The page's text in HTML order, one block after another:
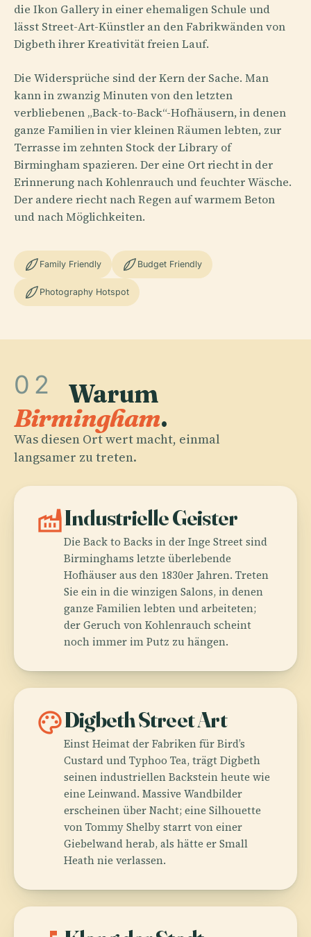
die Ikon Gallery in einer ehemaligen Schule und
lässt Street-Art-Künstler an den Fabrikwänden von
Digbeth ihrer Kreativität freien Lauf.
Die Widersprüche sind der Kern der Sache. Man
kann in zwanzig Minuten von den letzten
verbliebenen „Back-to-Back“-Hofhäusern, in denen
ganze Familien in vier kleinen Räumen lebten, zur
Terrasse im zehnten Stock der Library of
Birmingham spazieren. Der eine Ort riecht in der
Erinnerung nach Kohlenrauch und feuchter Wäsche.
Der andere riecht nach Regen auf warmem Beton
und nach Möglichkeiten.
Family Friendly Budget Friendly
Photography Hotspot
02 Warum
Birmingham.
Was diesen Ort wert macht, einmal
langsamer zu treten.
factoryIndustrielle Geister
Die Back to Backs in der Inge Street sind
Birminghams letzte überlebende
Hofhäuser aus den 1830er Jahren. Treten
Sie ein in die winzigen Salons, in denen
ganze Familien lebten und arbeiteten;
der Geruch von Kohlenrauch scheint
noch immer im Putz zu hängen.
paletteDigbeth Street Art
Einst Heimat der Fabriken für Bird’s
Custard und Typhoo Tea, trägt Digbeth
seinen industriellen Backstein heute wie
eine Leinwand. Massive Wandbilder
erscheinen über Nacht; eine Silhouette
von Tommy Shelby starrt von einer
Giebelwand herab, als hätte er Small
Heath nie verlassen.